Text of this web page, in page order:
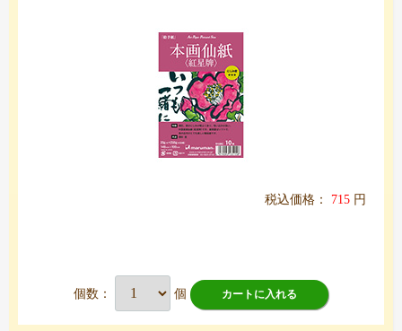
税込価格： 715 円
個数： 個 カートに入れる